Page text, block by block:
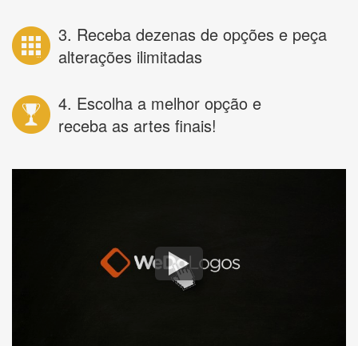
3. Receba dezenas de opções e peça
alterações ilimitadas
4. Escolha a melhor opção e
receba as artes finais!